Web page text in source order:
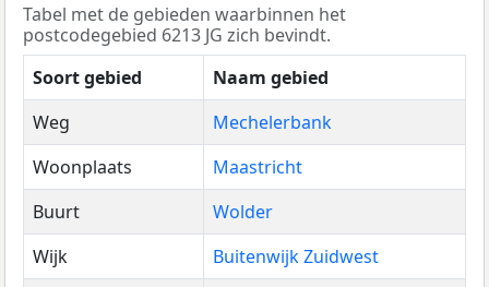
Tabel met de gebieden waarbinnen het
postcodegebied 6213 JG zich bevindt.
Soort gebied
Naam gebied
Weg
Mechelerbank
Woonplaats
Maastricht
Buurt
Wolder
Wijk
Buitenwijk Zuidwest